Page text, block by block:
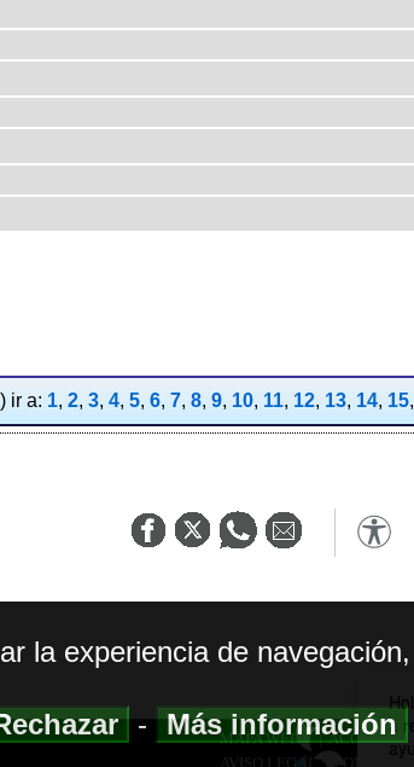
ir a: 1, 2, 3, 4, 5, 6, 7, 8, 9, 10, 11, 12, 13, 14, 15,
MAPA WEB|
AVISO LEGAL| POLITICA
la experiencia de
-Más información